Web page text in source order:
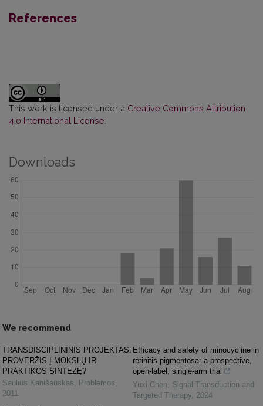
References
This work is licensed under a Creative Commons Attribution
4.0 International License
Downloads
We recommend
TRANSDISCIPLININIS PROJEKTAS:
PROVERŽIS Į MOKSLŲ IR
PRAKTIKOS SINTEZĘ?
Saulius Kanišauskas, Problemos,
2011
Efficacy and safety of minocycline in
retinitis pigmentosa: a prospective,
open-label, single-arm trial
Yuxi Chen, Signal Transduction and
Targeted Therapy, 2024